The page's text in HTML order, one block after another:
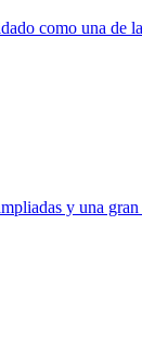
como una de
y una